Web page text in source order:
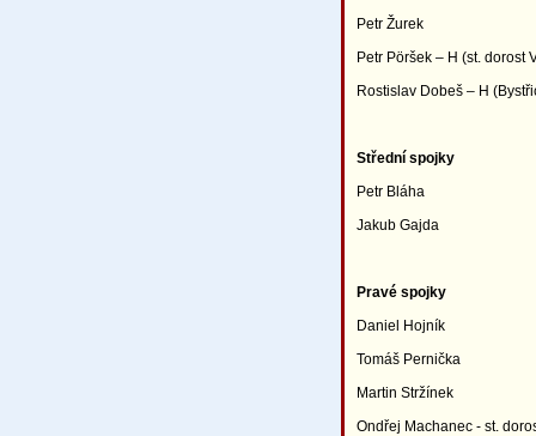
Petr Žurek
Petr Pöršek – H (st. dorost
Rostislav Dobeš – H
Střední spojky
Petr Bláha
Jakub Gajda
Pravé spojky
Daniel Hojník
Tomáš Pernička
Martin Stržínek
Ondřej Machanec - st.